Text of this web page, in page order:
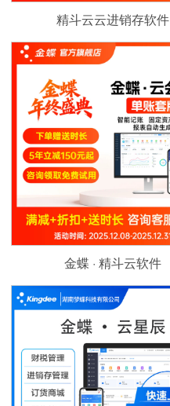
精斗云云进销存软件
金蝶 · 精斗云软件